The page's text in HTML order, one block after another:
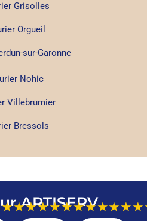
Grisolles
Orgueil
sur-Garonne
Nohic
Villebrumier
Bressols
ARTISERV
★★★★★